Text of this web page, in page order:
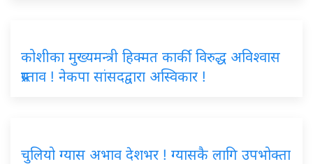
कोशीका मुख्यमन्त्री हिक्मत कार्की विरुद्ध अविश्वास
प्रस्ताव ! नेकपा सांसदद्वारा अस्विकार !
चुलियो ग्यास अभाव देशभर ! ग्यासकै लागि उपभोक्ता